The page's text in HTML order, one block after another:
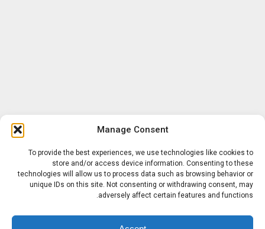
Manage Consent
To provide the best experiences, we use technologies like cookies to
store and/or access device information. Consenting to these
technologies will allow us to process data such as browsing behavior or
unique IDs on this site. Not consenting or withdrawing consent, may
adversely affect certain features and functions.